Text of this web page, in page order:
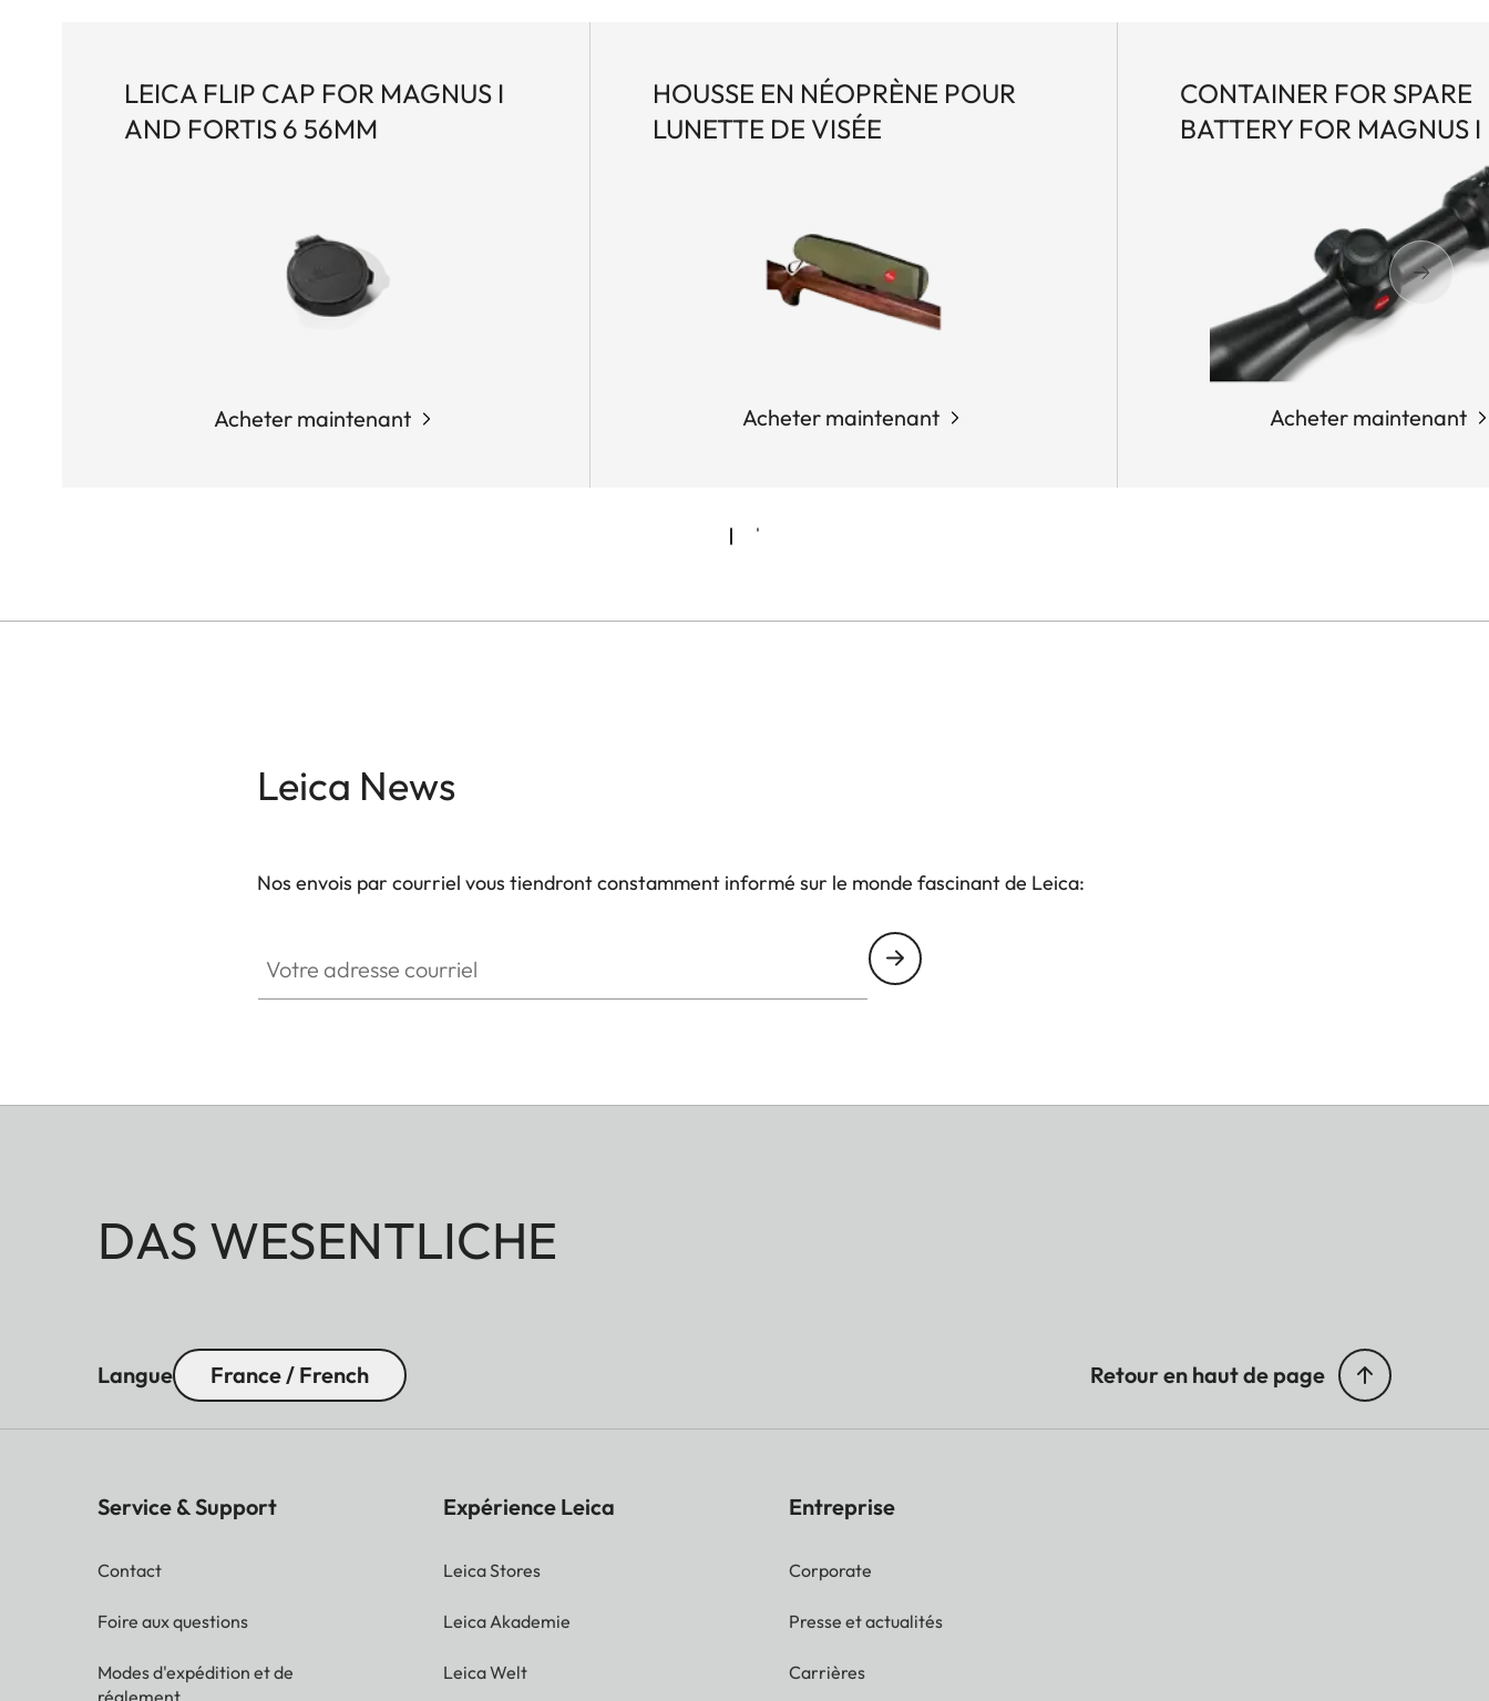
LEICA FLIP CAP FOR MAGNUS I
AND FORTIS 6 56MM
Acheter maintenant
HOUSSE EN NÉOPRÈNE POUR
LUNETTE DE VISÉE
Acheter maintenant
CONTAINER FOR SPARE
BATTERY FOR MAGNUS I
Acheter maintenant
Leica News
Nos envois par courriel vous tiendront constamment informé sur le monde fascinant de Leica:
DAS WESENTLICHE
Langue France / French Retour en haut de page
Service & Support
Contact
Foire aux questions
Modes d'expédition et de
réglement
Expérience Leica
Leica Stores
Leica Akademie
Leica Welt
Entreprise
Corporate
Presse et actualités
Carrières